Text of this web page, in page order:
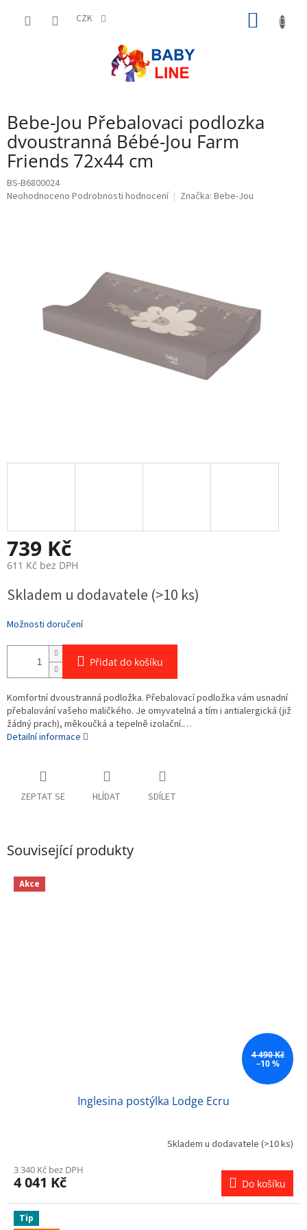
CZK
Bebe-Jou Přebalovaci podlozka
dvoustranná Bébé-Jou Farm
Friends 72x44 cm
BS-B6800024
Průměrné
Neohodnoceno Podrobnosti hodnocení Značka: Bebe-Jou
739 Kč
611 Kč bez DPH
cena:
Skladem u dodavatele (>10 ks)
Možnosti doručení
Přidat do košíku
Komfortní dvoustranná podložka. Přebalovací podložka vám usnadní
přebalování vašeho maličkého. Je omyvatelná a tím i antialergická (již
žádný prach), měkoučká a tepelně izolační.…
Detailní informace
ZEPTAT SE HLÍDAT SDÍLET
Související produkty
Akce
4 490 Kč
–10 %
Inglesina postýlka Lodge Ecru
Skladem u dodavatele (>10 ks)
3 340 Kč bez DPH
4 041 Kč Do košíku
Tip